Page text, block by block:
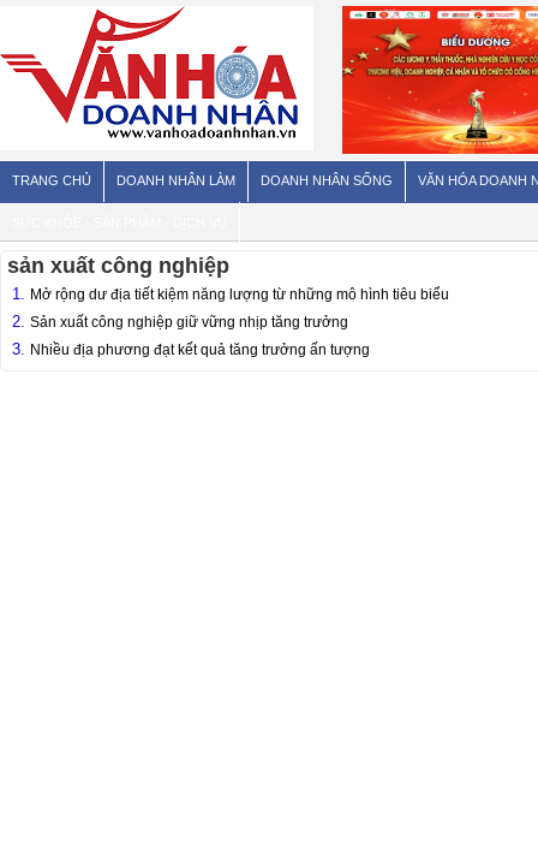
TRANG CHỦ DOANH NHÂN LÀM DOANH NHÂN SỐNG VĂN HÓA DOANH
sản xuất công nghiệp
1. Mở rộng dư địa tiết kiệm năng lượng từ những mô hình tiêu biểu
2. Sản xuất công nghiệp giữ vững nhịp tăng trưởng
3. Nhiều địa phương đạt kết quả tăng trưởng ấn tượng